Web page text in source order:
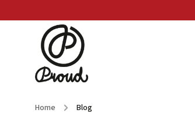
Home / Blog